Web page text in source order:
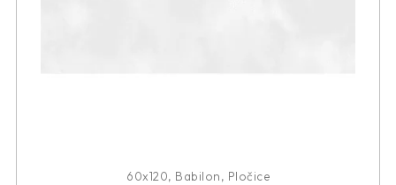
60x120, Babilon, Pločice